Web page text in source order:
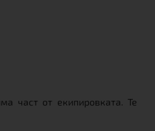
част от екипировката. Те